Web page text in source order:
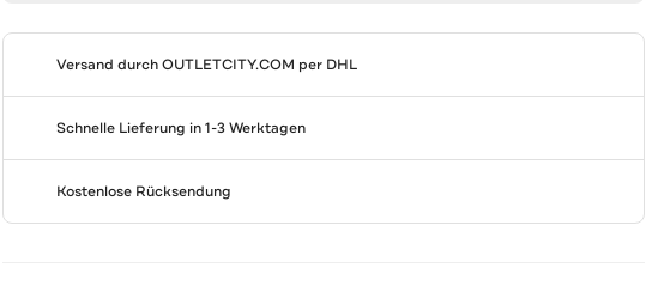
Versand durchOUTLETCITY.COM per DHL
Schnelle Lieferung in 1-3 Werktagen
Kostenlose Rücksendung